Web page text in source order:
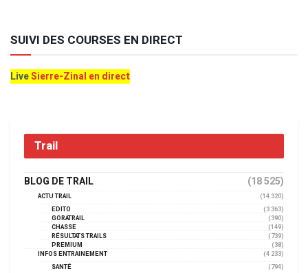
SUIVI DES COURSES EN DIRECT
LiveSierre-Zinal en direct
Trail
BLOG DE TRAIL (18 525)
ACTU TRAIL
(14 320)
EDITO
(3 363)
GORATRAIL
(390)
CHASSE
(149)
RÉSULTATS TRAILS
(739)
PREMIUM
(38)
INFOS ENTRAINEMENT
(4 233)
SANTÉ
(794)